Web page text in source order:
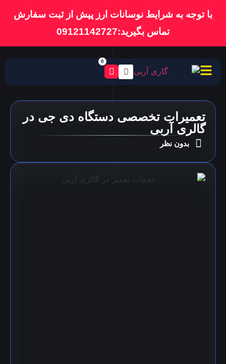
با توجه به شرایط نوسانات ارز پیش از ثبت سفارش
تماس بگیرید:09121142727
0
تعمیرات تخصصی دستگاه‌ دی جی در
گالری آربی
بدون نظر